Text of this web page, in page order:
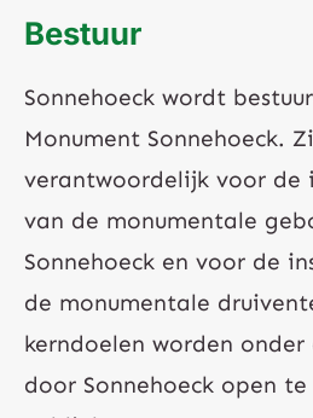
Bestuur
Sonnehoeck wordt
Monument Sonnehoeck.
verantwoordelijk voor de
van de monumentale
Sonnehoeck en voor de
de monumentale
kerndoelen worden
door Sonnehoeck open